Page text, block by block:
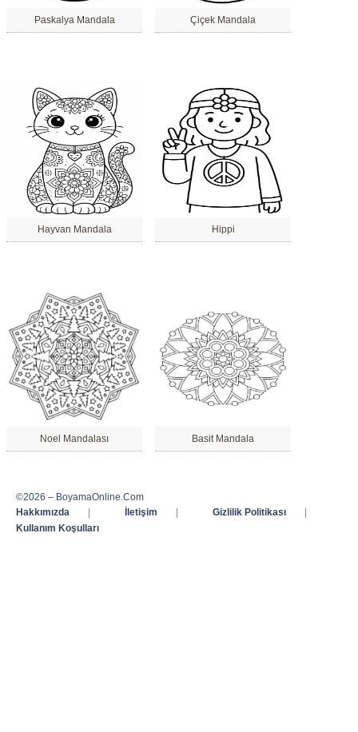
Paskalya Mandala Çiçek Mandala
Hayvan Mandala Hippi
Noel Mandalası Basit Mandala
©2026 – BoyamaOnline.Com
Hakkımızda
İletişim Gizlilik Politikası
Kullanım Koşulları